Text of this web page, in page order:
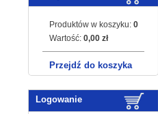
Produktów w koszyku: 0
Wartość: 0,00 zł
Przejdź do koszyka
Logowanie